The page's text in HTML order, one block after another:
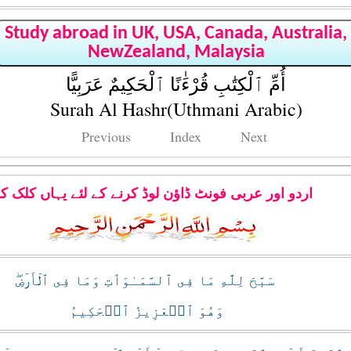
Study abroad in UK, USA, Canada, Australia,
NewZealand, Malaysia
أُمِّ ٱلْكِتَٰبِ قُرْءَٰنًا ٱلْحَكِيمٌ عَرَبِيًّا
Surah Al Hashr(Uthmani Arabic)
Previous Index Next
اردو اور عربی فونٹ ڈاؤن لوڈ کرنے کے لئے یہاں کلک
سَبَّحَ لِلَّهِ مَا فِى ٱلسَّمَـٰوَٲتِ وَمَا فِى ٱلۡأَرۡضِ‌ۖ
وَهُوَ ٱلۡعَزِيزُ ٱلۡحَكِيمُ